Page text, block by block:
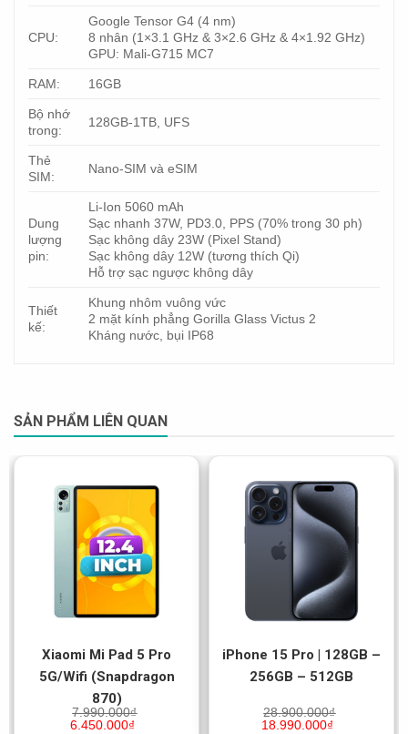
CPU:
Google Tensor G4 (4 nm)
8 nhân (1×3.1 GHz & 3×2.6 GHz & 4×1.92 GHz)
GPU: Mali-G715 MC7
RAM: 16GB
Bộ nhớ
trong:
128GB-1TB, UFS
Thẻ
SIM:
Nano-SIM và eSIM
Dung
lượng
pin:
Li-Ion 5060 mAh
Sạc nhanh 37W, PD3.0, PPS (70% trong 30 ph)
Sạc không dây 23W (Pixel Stand)
Sạc không dây 12W (tương thích Qi)
Hỗ trợ sạc ngược không dây
Thiết
kế:
Khung nhôm vuông vức
2 mặt kính phẳng Gorilla Glass Victus 2
Kháng nước, bụi IP68
SẢN PHẨM LIÊN QUAN
Xiaomi Mi Pad 5 Pro
5G/Wifi (Snapdragon
870)
7.990.000₫
6.450.000₫
iPhone 15 Pro | 128GB –
256GB – 512GB
28.900.000₫
18.990.000₫